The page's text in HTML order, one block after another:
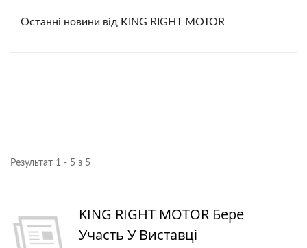
Останні новини від KING RIGHT MOTOR
Результат 1 - 5 з 5
KING RIGHT MOTOR Бере
Участь У Виставці